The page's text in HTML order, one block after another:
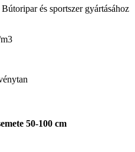
és sportszer gyártásához
50-100 cm